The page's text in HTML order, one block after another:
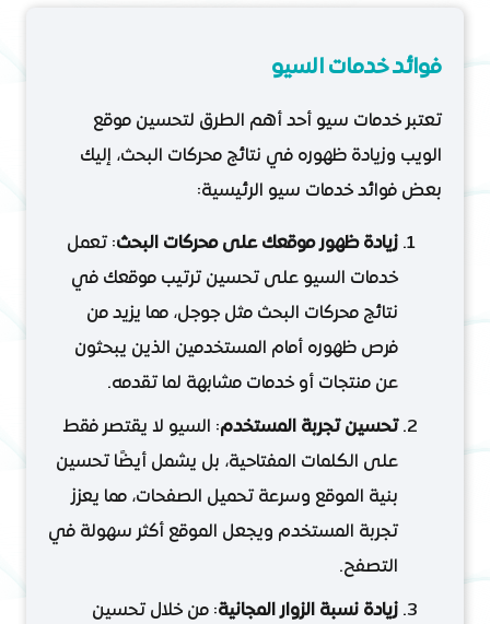
فوائد خدمات السيو
تعتبر خدمات سيو أحد أهم الطرق لتحسين موقع
الويب وزيادة ظهوره في نتائج محركات البحث، إليك
بعض فوائد خدمات سيو الرئيسية:
زيادة ظهور موقعك على محركات البحث: تعمل
خدمات السيو على تحسين ترتيب موقعك في
نتائج محركات البحث مثل جوجل، مما يزيد من
فرص ظهوره أمام المستخدمين الذين يبحثون
عن منتجات أو خدمات مشابهة لما تقدمه.
تحسين تجربة المستخدم: السيو لا يقتصر فقط
على الكلمات المفتاحية، بل يشمل أيضًا تحسين
بنية الموقع وسرعة تحميل الصفحات، مما يعزز
تجربة المستخدم ويجعل الموقع أكثر سهولة في
التصفح.
زيادة نسبة الزوار المجانية: من خلال تحسين